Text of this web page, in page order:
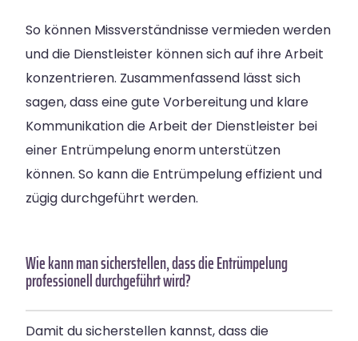
So können Missverständnisse vermieden werden
und die Dienstleister können sich auf ihre Arbeit
konzentrieren. Zusammenfassend lässt sich
sagen, dass eine gute Vorbereitung und klare
Kommunikation die Arbeit der Dienstleister bei
einer Entrümpelung enorm unterstützen
können. So kann die Entrümpelung effizient und
zügig durchgeführt werden.
Wie kann man sicherstellen, dass die Entrümpelung
professionell durchgeführt wird?
Damit du sicherstellen kannst, dass die